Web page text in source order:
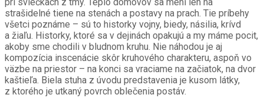
pri sviečkach z tmy. Teplo domovov sa mení len na
strašidelné tiene na stenách a postavy na prach. Tie príbehy
všetci poznáme – sú to historky vojny, biedy, násilia, krívd
a žiaľu. Historky, ktoré sa v dejinách opakujú a my máme pocit,
akoby sme chodili v bludnom kruhu. Nie náhodou je aj
kompozícia inscenácie skôr kruhového charakteru, aspoň vo
väzbe na priestor – na konci sa vraciame na začiatok, na dvor
kaštieľa. Biela stuha z úvodu predstavenia je kusom látky,
z ktorého je utkaný povrch oblečenia postáv.